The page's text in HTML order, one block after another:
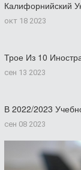
Калифорнийский
окт 18 2023
Трое Из 10
сен 13 2023
В 2022/2023
сен 08 2023